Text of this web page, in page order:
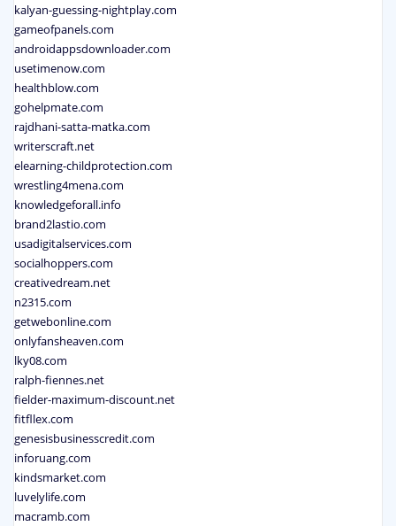
kalyan-guessing-nightplay.com
gameofpanels.com
androidappsdownloader.com
usetimenow.com
healthblow.com
gohelpmate.com
rajdhani-satta-matka.com
writerscraft.net
elearning-childprotection.com
wrestling4mena.com
knowledgeforall.info
brand2lastio.com
usadigitalservices.com
socialhoppers.com
creativedream.net
n2315.com
getwebonline.com
onlyfansheaven.com
lky08.com
ralph-fiennes.net
fielder-maximum-discount.net
fitfllex.com
genesisbusinesscredit.com
inforuang.com
kindsmarket.com
luvelylife.com
macramb.com